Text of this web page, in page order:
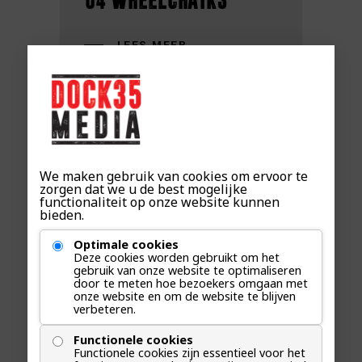
LEES MEER
Hulp nodig bij het
opzetten van een
doeltreffende e-
We maken gebruik van cookies om ervoor te
zorgen dat we u de best mogelijke
functionaliteit op onze website kunnen
bieden.
Optimale cookies
Deze cookies worden gebruikt om het
gebruik van onze website te optimaliseren
door te meten hoe bezoekers omgaan met
onze website en om de website te blijven
verbeteren.
Functionele cookies
Functionele cookies zijn essentieel voor het